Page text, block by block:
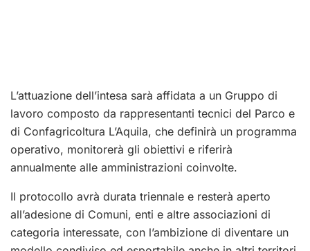
L’attuazione dell’intesa sarà affidata a un Gruppo di
lavoro composto da rappresentanti tecnici del Parco e
di Confagricoltura L’Aquila, che definirà un programma
operativo, monitorerà gli obiettivi e riferirà
annualmente alle amministrazioni coinvolte.
Il protocollo avrà durata triennale e resterà aperto
all’adesione di Comuni, enti e altre associazioni di
categoria interessate, con l’ambizione di diventare un